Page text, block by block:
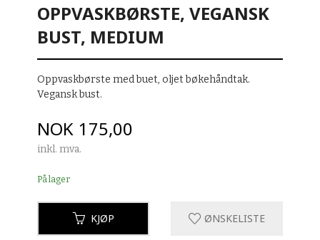
OPPVASKBØRSTE, VEGANSK
BUST, MEDIUM
Oppvaskbørste med buet, oljet bøkehåndtak.
Vegansk bust.
Pris
NOK 175,00
inkl. mva.
På lager
KJØP ØNSKELISTE